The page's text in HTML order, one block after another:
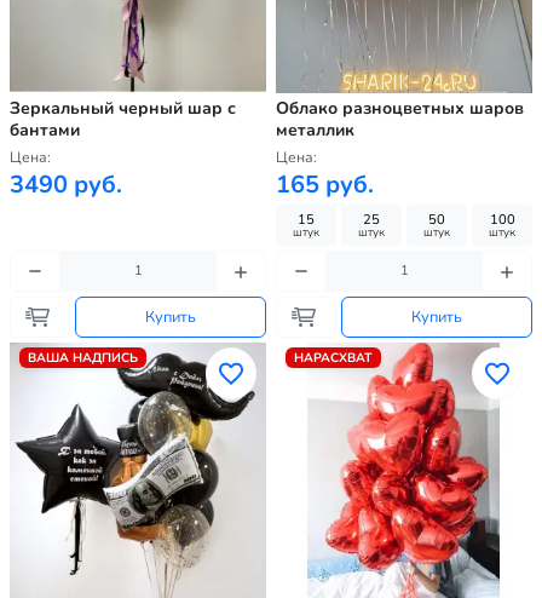
Зеркальный черный шар с
бантами
Цена:
3490 руб.
Купить
Облако разноцветных шаров
металлик
Цена:
165 руб.
15
штук
25
штук
50
штук
100
штук
Купить
ВАША НАДПИСЬ НАРАСХВАТ